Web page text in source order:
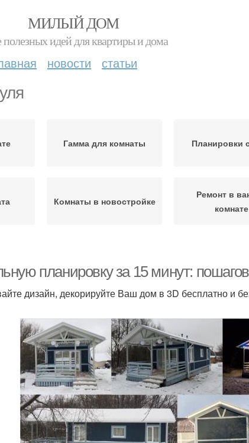
МИЛЫЙ ДОМ
идей для квартиры и дома
новости статьи
Гамма для комнаты Планировки
Комнаты в новостройке
Ремонт в
комнате
комнате
планировку за 15 минут:
дизайн, декорируйте Ваш дом в 3D бесплатно и